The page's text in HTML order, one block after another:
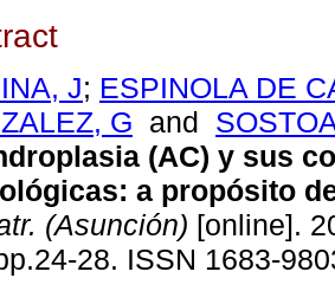
J; ESPINOLA DE
G and
(AC) y sus
a propósito
(Asunción) [online].
28. ISSN 1683-